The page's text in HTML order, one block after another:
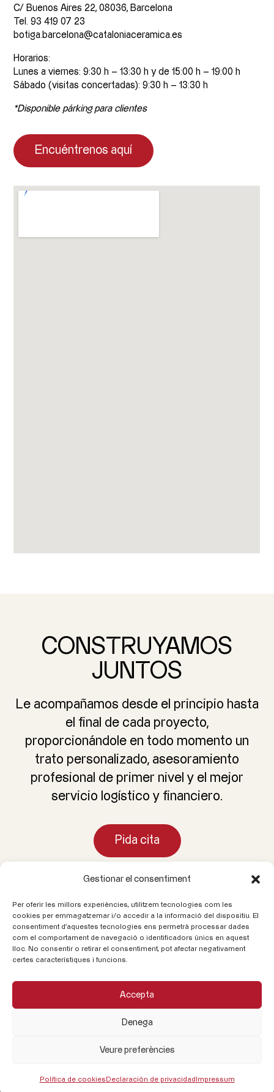
Gestionar el consentiment
Per oferir les millors experiències, utilitzem tecnologies com les
cookies per emmagatzemar i/o accedir a la informació del dispositiu. El
consentiment d'aquestes tecnologies ens permetrà processar dades
com el comportament de navegació o identificadors únics en aquest
lloc. No consentir o retirar el consentiment, pot afectar negativament
certes característiques i funcions.
Accepta
Denega
Veure preferències
Política de cookies Declaración de privacidad Impressum
C/ Buenos Aires 22, 08036, Barcelona
Tel. 93 419 07 23
botiga.barcelona@cataloniaceramica.es
Horarios:
Lunes a viernes: 9:30 h – 13:30 h y de 15:00 h – 19:00 h
Sábado (visitas concertadas): 9:30 h – 13:30 h
*Disponible párking para clientes
Encuéntrenos aquí
CONSTRUYAMOS
JUNTOS
Le acompañamos desde el principio hasta
el final de cada proyecto,
proporcionándole en todo momento un
trato personalizado, asesoramiento
profesional de primer nivel y el mejor
servicio logístico y financiero.
Pida cita
Llámenos
93 580 20 00
Correo electrónico
info@cataloniaceramica.es
privacidad. Canal Ético.